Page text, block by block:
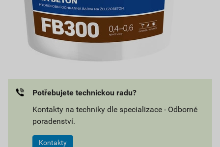
Potřebujete technickou radu?
Kontakty na techniky dle specializace - Odborné
poradenství.
Kontakty